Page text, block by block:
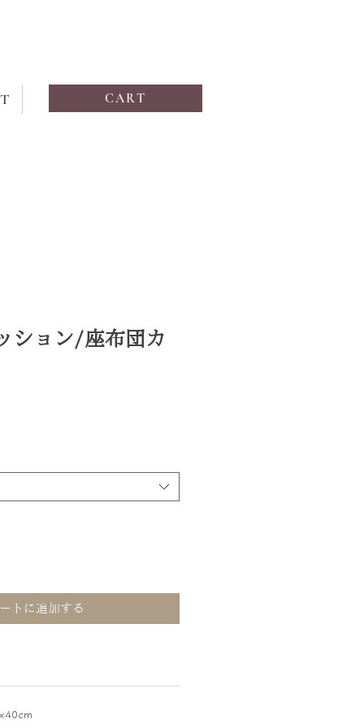
CART
ション/座布団カ
トに追加する